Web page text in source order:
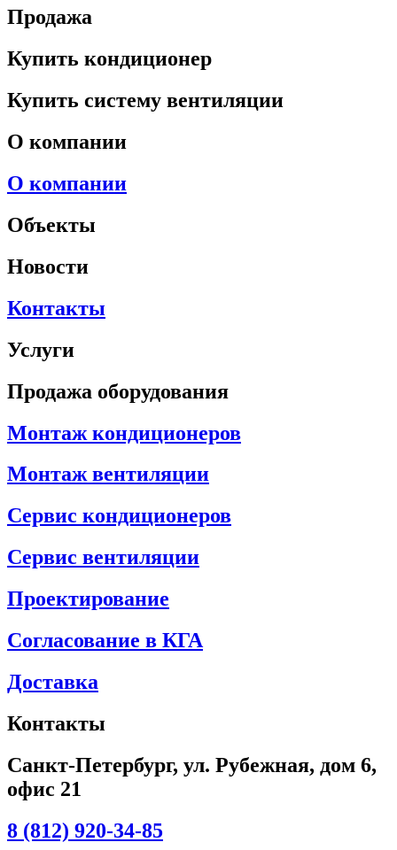
Продажа
Купить кондиционер
Купить систему вентиляции
О компании
О компании
Объекты
Новости
Контакты
Услуги
Продажа оборудования
Монтаж кондиционеров
Монтаж вентиляции
Сервис кондиционеров
Сервис вентиляции
Проектирование
Согласование в КГА
Доставка
Контакты
Санкт-Петербург, ул. Рубежная, дом 6,
офис 21
8 (812) 920-34-85